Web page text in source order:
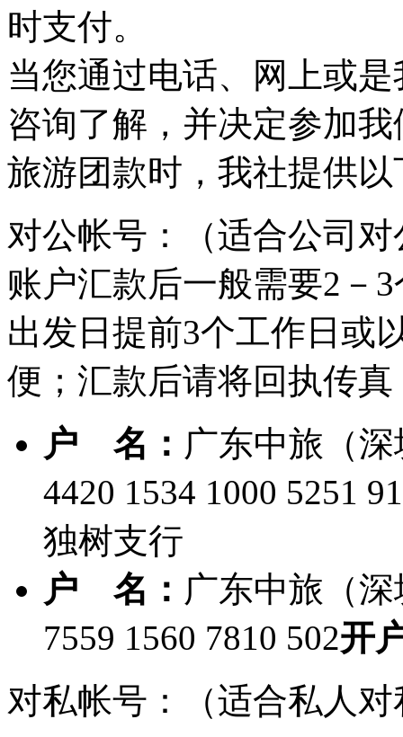
时支付。
当您通过电话、网上或
咨询了解，并决定参加
旅游团款时，我社提供
对公帐号：（适合公司
账户汇款后一般需要2－
出发日提前3个工作日或
便；汇款后请将回执传
户 名： 广东中旅（
4420 1534 1000 5251
独树支行
户 名： 广东中旅（
7559 1560 7810 502开
对私帐号：（适合私人